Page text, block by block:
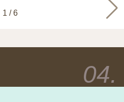
1 /6